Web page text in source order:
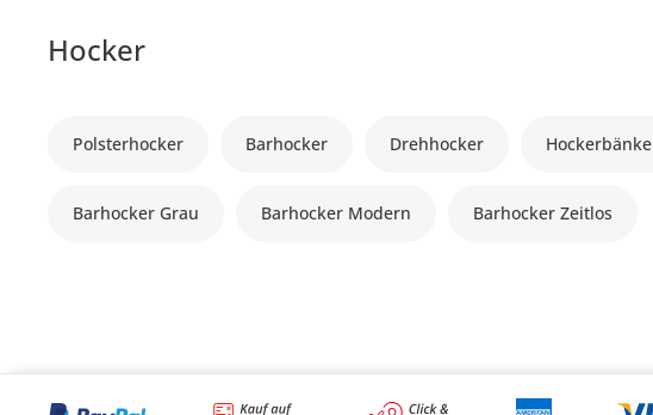
Hocker
Polsterhocker Barhocker Drehhocker Hockerbänke
Barhocker Grau Barhocker Modern Barhocker Zeitlos